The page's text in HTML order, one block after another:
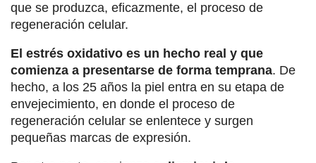
que se produzca, eficazmente, el proceso de
regeneración celular.
El estrés oxidativo es un hecho real y que
comienza a presentarse de forma temprana. De
hecho, a los 25 años la piel entra en su etapa de
envejecimiento, en donde el proceso de
regeneración celular se enlentece y surgen
pequeñas marcas de expresión.